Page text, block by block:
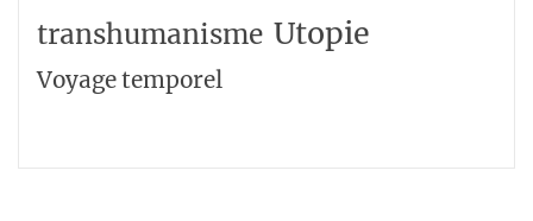
transhumanisme Utopie
Voyage temporel